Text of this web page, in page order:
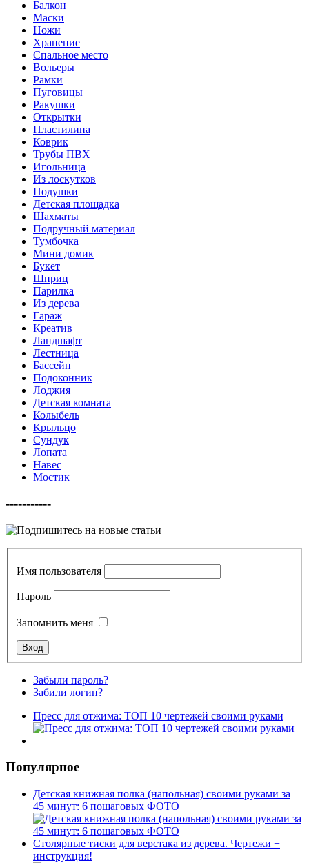
Балкон
Маски
Ножи
Хранение
Спальное место
Вольеры
Рамки
Пуговицы
Ракушки
Открытки
Пластилина
Коврик
Трубы ПВХ
Игольница
Из лоскутков
Подушки
Детская площадка
Шахматы
Подручный материал
Тумбочка
Мини домик
Букет
Шприц
Парилка
Из дерева
Гараж
Креатив
Ландшафт
Лестница
Бассейн
Подоконник
Лоджия
Детская комната
Колыбель
Крыльцо
Сундук
Лопата
Навес
Мостик
-----------
Имя пользователя
Пароль
Запомнить меня
Забыли пароль?
Забили логин?
Пресс для отжима: ТОП 10 чертежей своими руками
Популярное
Детская книжная полка (напольная) своими руками за
45 минут: 6 пошаговых ФОТО
Столярные тиски для верстака из дерева. Чертежи +
инструкция!